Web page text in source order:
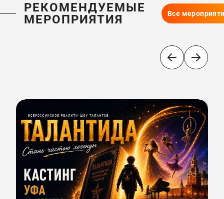
РЕКОМЕНДУЕМЫЕ
МЕРОПРИЯТИЯ
Все